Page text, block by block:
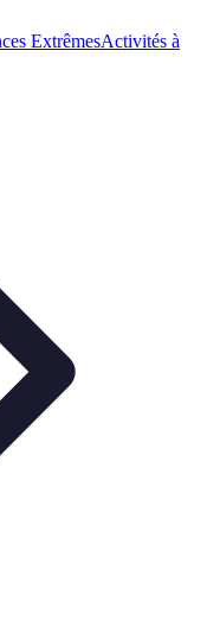
ExtrêmesActivités à